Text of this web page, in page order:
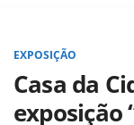
EXPOSIÇÃO
Casa da
exposição